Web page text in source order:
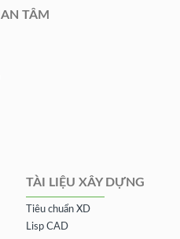
TÂM
TÀI LIỆU XÂY DỰNG
Tiêu chuẩn XD
Lisp CAD